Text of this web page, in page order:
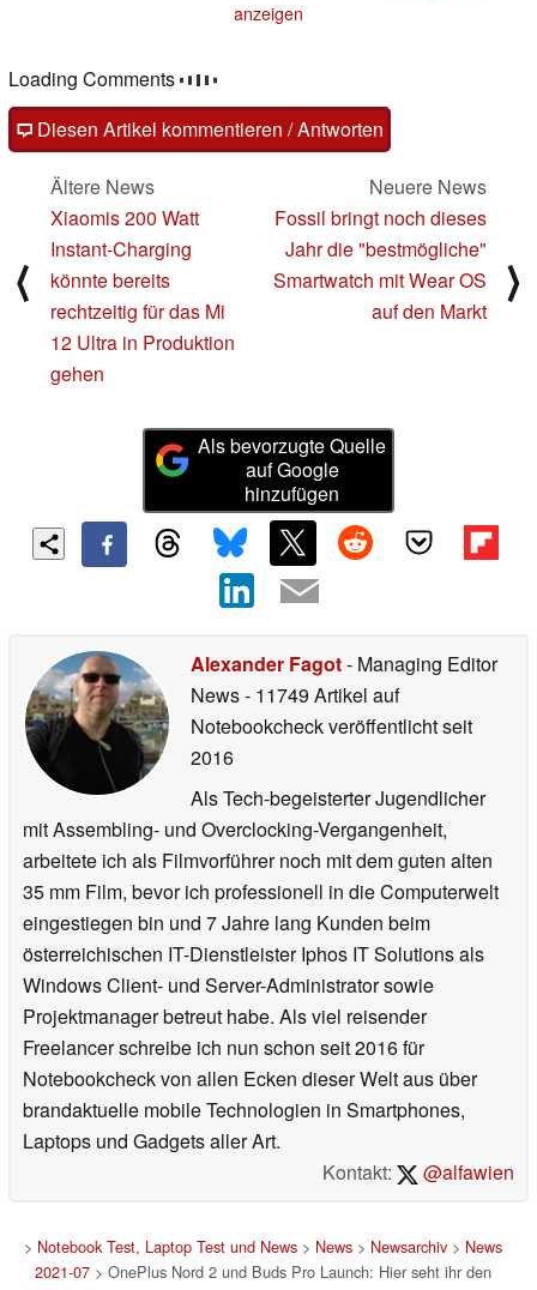
anzeigen
Loading Comments
Diesen Artikel kommentieren / Antworten
⟨
Ältere News
Xiaomis 200 Watt
Instant-Charging
könnte bereits
rechtzeitig für das Mi
12 Ultra in Produktion
gehen
Neuere News
Fossil bringt noch dieses
Jahr die "bestmögliche"
Smartwatch mit Wear OS
auf den Markt
⟩
Als bevorzugte Quelle
auf Google
hinzufügen
Alexander Fagot- Managing Editor
News- 11749 Artikel auf
Notebookcheck veröffentlichtseit
2016
Als Tech-begeisterter Jugendlicher
mit Assembling- und Overclocking-Vergangenheit,
arbeitete ich als Filmvorführer noch mit dem guten alten
35 mm Film, bevor ich professionell in die Computerwelt
eingestiegen bin und 7 Jahre lang Kunden beim
österreichischen IT-Dienstleister Iphos IT Solutions als
Windows Client- und Server-Administrator sowie
Projektmanager betreut habe. Als viel reisender
Freelancer schreibe ich nun schon seit 2016 für
Notebookcheck von allen Ecken dieser Welt aus über
brandaktuelle mobile Technologien in Smartphones,
Laptops und Gadgets aller Art.
Kontakt:
@alfawien
> Notebook Test, Laptop Test und News> News> Newsarchiv> News
2021-07> OnePlus Nord 2 und Buds Pro Launch: Hier seht ihr den